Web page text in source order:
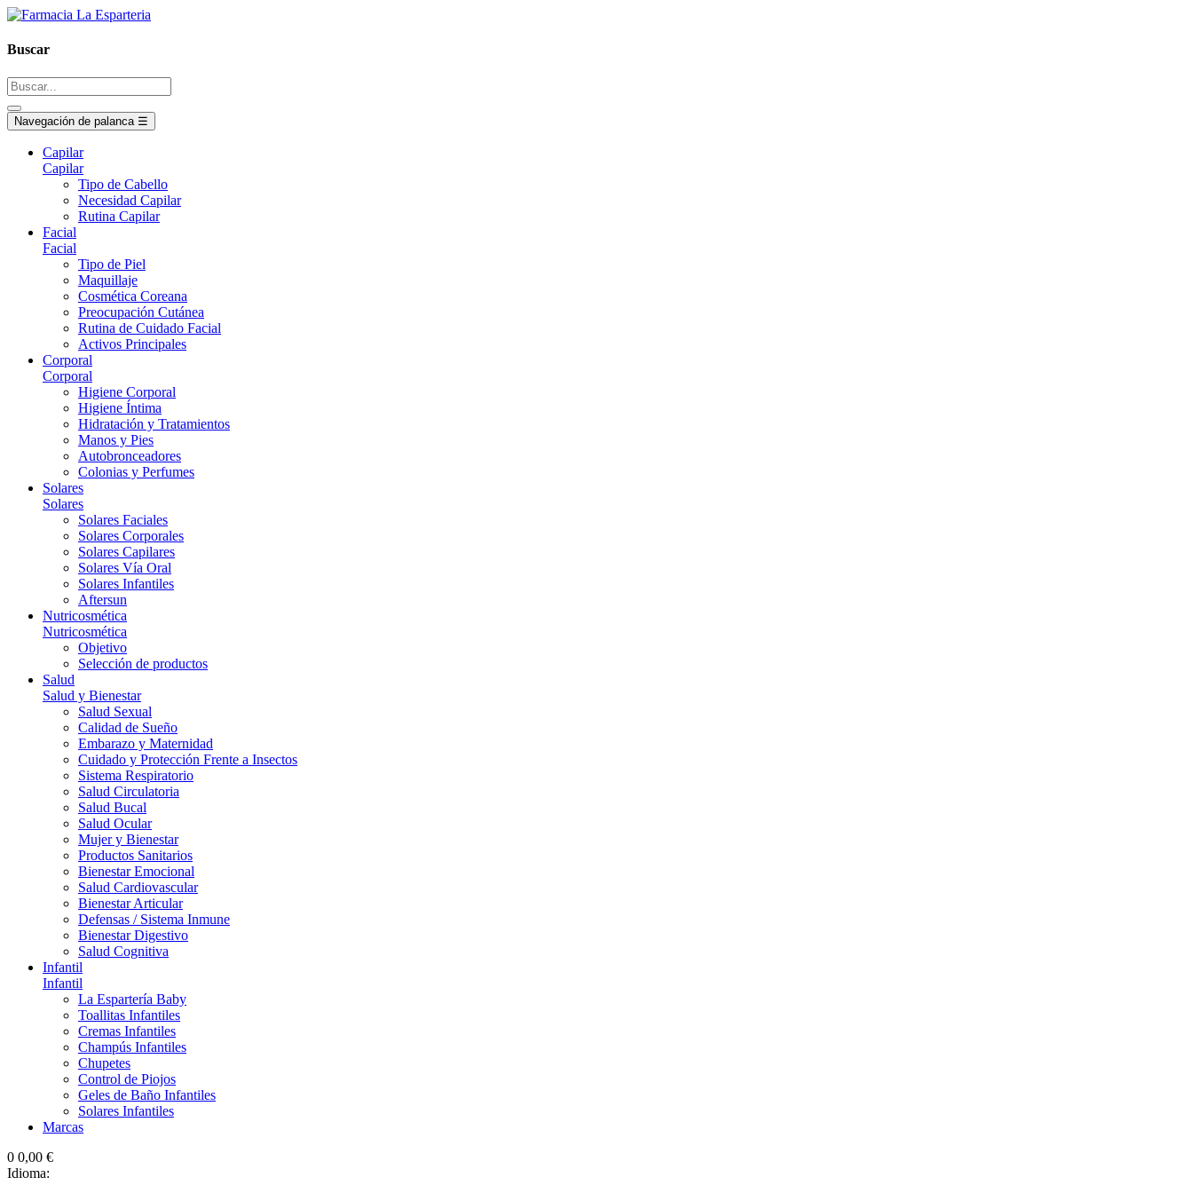
Buscar
Navegación de palanca ☰
Capilar
Capilar
Tipo de Cabello
Necesidad Capilar
Rutina Capilar
Facial
Facial
Tipo de Piel
Maquillaje
Cosmética Coreana
Preocupación Cutánea
Rutina de Cuidado Facial
Activos Principales
Corporal
Corporal
Higiene Corporal
Higiene Íntima
Hidratación y Tratamientos
Manos y Pies
Autobronceadores
Colonias y Perfumes
Solares
Solares
Solares Faciales
Solares Corporales
Solares Capilares
Solares Vía Oral
Solares Infantiles
Aftersun
Nutricosmética
Nutricosmética
Objetivo
Selección de productos
Salud
Salud y Bienestar
Salud Sexual
Calidad de Sueño
Embarazo y Maternidad
Cuidado y Protección Frente a Insectos
Sistema Respiratorio
Salud Circulatoria
Salud Bucal
Salud Ocular
Mujer y Bienestar
Productos Sanitarios
Bienestar Emocional
Salud Cardiovascular
Bienestar Articular
Defensas / Sistema Inmune
Bienestar Digestivo
Salud Cognitiva
Infantil
Infantil
La Espartería Baby
Toallitas Infantiles
Cremas Infantiles
Champús Infantiles
Chupetes
Control de Piojos
Geles de Baño Infantiles
Solares Infantiles
Marcas
0 0,00 €
Idioma: